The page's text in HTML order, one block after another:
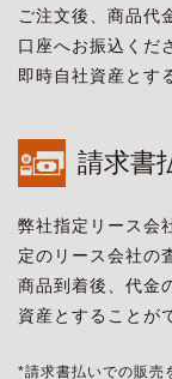
ご注文後、商品代
口座へお振込くだ
即時自社資産とす
請求書
弊社指定リース会
定のリース会社の
商品到着後、代金
資産とすることが
*請求書払いでの販売